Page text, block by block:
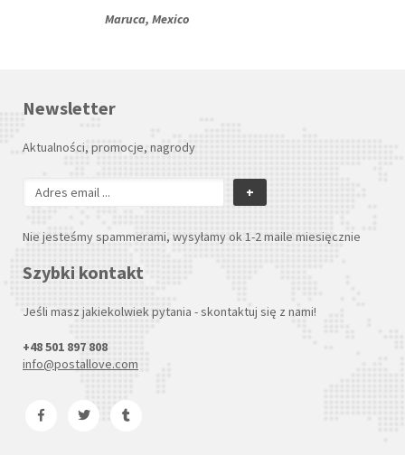
Maruca, Mexico
Newsletter
Aktualności, promocje, nagrody
+
Nie jesteśmy spammerami, wysyłamy ok 1-2 maile miesięcznie
Szybki kontakt
Jeśli masz jakiekolwiek pytania - skontaktuj się z nami!
+48 501 897 808
info@postallove.com